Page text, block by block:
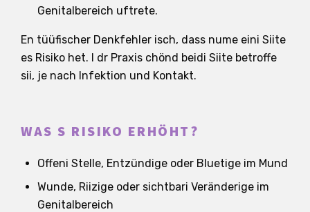
Genitalbereich uftrete.
En tüüfischer Denkfehler isch, dass nume eini Siite
es Risiko het. I dr Praxis chönd beidi Siite betroffe
sii, je nach Infektion und Kontakt.
WAS S RISIKO ERHÖHT?
Offeni Stelle, Entzündige oder Bluetige im Mund
Wunde, Riizige oder sichtbari Veränderige im
Genitalbereich